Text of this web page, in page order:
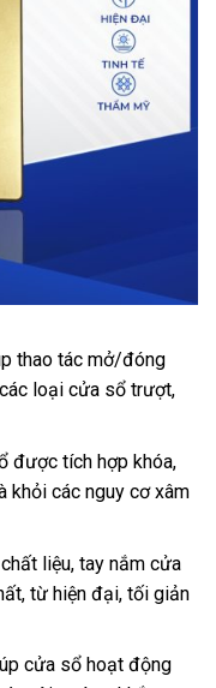
thao tác mở/đóng
loại cửa sổ trượt,
được tích hợp khóa,
khỏi các nguy cơ xâm
liệu, tay nắm cửa
từ hiện đại, tối giản
cửa sổ hoạt động